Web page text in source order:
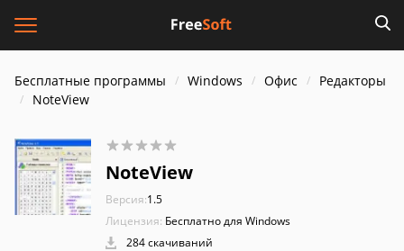
Бесплатные программы Windows Офис
Редакторы
NoteView
NoteView
Версия:1.5
Лицензия: Бесплатно для Windows
284 скачиваний